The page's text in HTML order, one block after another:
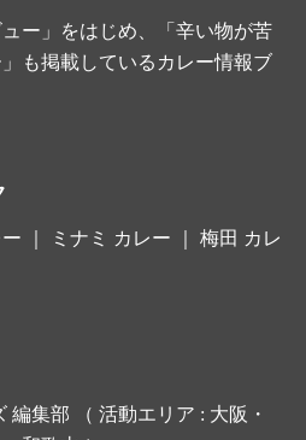
ュー」をはじめ、「辛い物が苦
も掲載しているカレー情報ブ
｜ ミナミ カレー ｜ 梅田 カレ
編集部 （ 活動エリア : 大阪・